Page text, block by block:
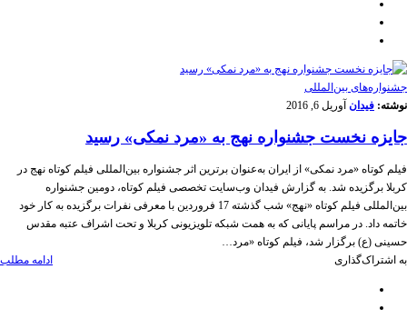
‌‌جشنواره‌های بین‌المللی
نوشته: فیدان آوریل 6, 2016
جایزه نخست جشنواره نهج به «مرد نمکی» رسید
فیلم کوتاه «مرد نمکی» از ایران به‌عنوان برترین اثر جشنواره بین‌المللی فیلم کوتاه نهج در
کربلا برگزیده شد. به گزارش فیدان وب‌سایت تخصصی فیلم کوتاه، دومین جشنواره
بین‌المللی فیلم کوتاه «نهج» شب گذشته 17 فروردین با معرفی نفرات برگزیده به کار خود
خاتمه داد. در مراسم پایانی که به همت شبکه تلویزیونی کربلا و تحت اشراف عتبه مقدس
حسینی (ع) برگزار شد، فیلم کوتاه «مرد…
ادامه مطلب
به اشتراک‌گذاری